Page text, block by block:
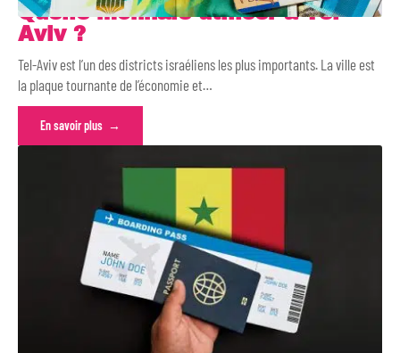
Quelle monnaie utiliser à Tel-
Aviv ?
Tel-Aviv est l’un des districts israéliens les plus importants. La ville est
la plaque tournante de l’économie et…
En savoir plus